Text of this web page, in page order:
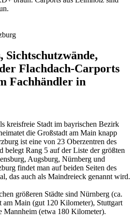
Sichtschutzwände,
Flachdach-Carports
Fachhändler in
kreisfreie Stadt im bayrischen Bezirk
die Großstadt am Main knapp
ist eine von 23 Oberzentren des
belegt Rang 5 auf der Liste der größten
Augsburg, Nürnberg und
findet man auf beiden Seiten des
das auch als Maindreieck genannt wird.
größeren Städte sind Nürnberg (ca.
am Main (gut 120 Kilometer), Stuttgart
Mannheim (etwa 180 Kilometer).